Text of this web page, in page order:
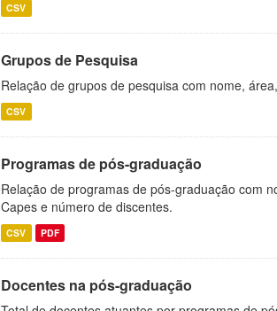
CSV
Grupos de Pesquisa
Relação de grupos de pesquisa com nome,
CSV
Programas de pós-graduação
Relação de programas de pós-graduação com
Capes e número de discentes.
CSV PDF
Docentes na pós-graduação